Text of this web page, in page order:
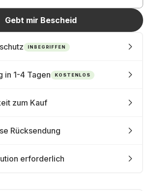
Gebt mir Bescheid
INBEGRIFFEN
in 1-4 Tagen KOSTENLOS
zum Kauf
Rücksendung
erforderlich